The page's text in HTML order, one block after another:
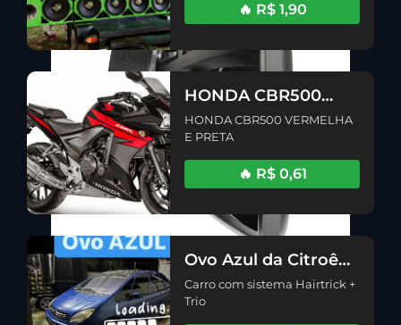
🔥 R$ 1,90
HONDA CBR500
VERMELHA E PRETA
HONDA CBR500 VERMELHA
E PRETA
🔥 R$ 0,61
Ovo Azul da Citroên
TRIO HAIRTICK
Carro com sistema Hairtrick +
Trio